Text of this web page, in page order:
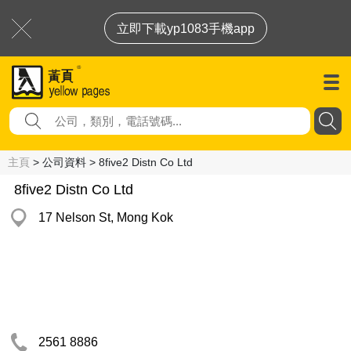
立即下載yp1083手機app
主頁 > 公司資料 > 8five2 Distn Co Ltd
8five2 Distn Co Ltd
17 Nelson St, Mong Kok
2561 8886